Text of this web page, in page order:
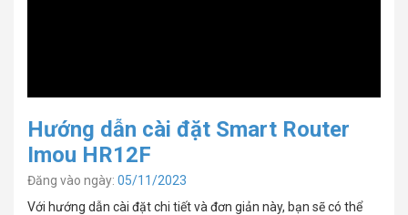
Hướng dẫn cài đặt Smart Router
Imou HR12F
Đăng vào ngày: 05/11/2023
Với hướng dẫn cài đặt chi tiết và đơn giản này, bạn sẽ có thể